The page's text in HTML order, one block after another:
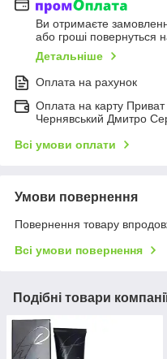
Ви отримаєте
або гроші повернуться
Детальніше
Оплата на рахунок
Оплата на карту
Чернявський Дмитро
Всі умови оплати
Умови повернення
Повернення товару
Всі умови повернення
Подібні товари